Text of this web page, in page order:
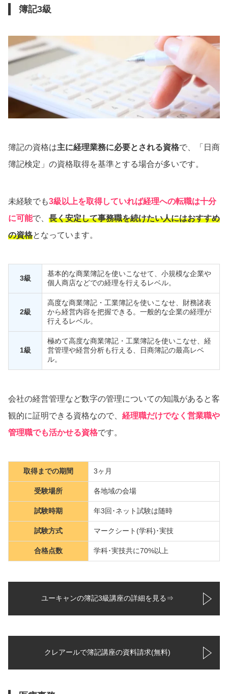
簿記3級
簿記の資格は主に経理業務に必要とされる資格で、「日商
簿記検定」の資格取得を基準とする場合が多いです。
未経験でも3級以上を取得していれば経理への転職は十分
に可能で、 長く安定して事務職を続けたい人にはおすすめ
の資格となっています。
3級
基本的な商業簿記を使いこなせて、小規模な企業や
個人商店などでの経理を行えるレベル。
2級
高度な商業簿記・工業簿記を使いこなせ、財務諸表
から経営内容を把握できる。一般的な企業の経理が
行えるレベル。
1級
極めて高度な商業簿記・工業簿記を使いこなせ、経
営管理や経営分析も行える、日商簿記の最高レベ
ル。
会社の経営管理など数字の管理についての知識があると客
観的に証明できる資格なので、 経理職だけでなく営業職や
管理職でも活かせる資格です。
取得までの期間 3ヶ月
受験場所 各地域の会場
試験時期 年3回･ネット試験は随時
試験方式 マークシート(学科)･実技
合格点数 学科･実技共に70%以上
ユーキャンの簿記3級講座の詳細を見る⇒
クレアールで簿記講座の資料請求(無料)